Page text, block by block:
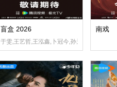
盲盒 2026
于雯,王艺哲,王泓鑫,卜冠今,孙天宇,加奈那,成
南戏